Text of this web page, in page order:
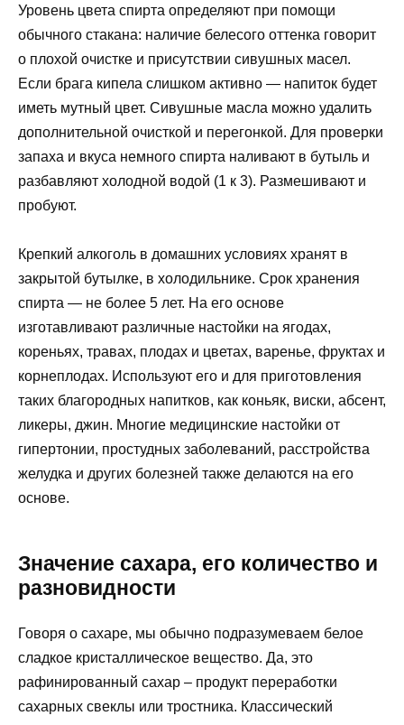
Уровень цвета спирта определяют при помощи
обычного стакана: наличие белесого оттенка говорит
о плохой очистке и присутствии сивушных масел.
Если брага кипела слишком активно — напиток будет
иметь мутный цвет. Сивушные масла можно удалить
дополнительной очисткой и перегонкой. Для проверки
запаха и вкуса немного спирта наливают в бутыль и
разбавляют холодной водой (1 к 3). Размешивают и
пробуют.
Крепкий алкоголь в домашних условиях хранят в
закрытой бутылке, в холодильнике. Срок хранения
спирта — не более 5 лет. На его основе
изготавливают различные настойки на ягодах,
кореньях, травах, плодах и цветах, варенье, фруктах и
корнеплодах. Используют его и для приготовления
таких благородных напитков, как коньяк, виски, абсент,
ликеры, джин. Многие медицинские настойки от
гипертонии, простудных заболеваний, расстройства
желудка и других болезней также делаются на его
основе.
Значение сахара, его количество и
разновидности
Говоря о сахаре, мы обычно подразумеваем белое
сладкое кристаллическое вещество. Да, это
рафинированный сахар – продукт переработки
сахарных свеклы или тростника. Классический